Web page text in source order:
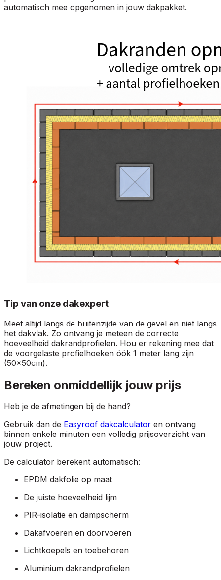
automatisch mee opgenomen in jouw dakpakket.
Tip van onze dakexpert
Meet altijd langs de buitenzijde van de gevel en niet langs
het dakvlak. Zo ontvang je meteen de correcte
hoeveelheid dakrandprofielen. Hou er rekening mee dat
de voorgelaste profielhoeken óók 1 meter lang zijn
(50x50cm).
Bereken onmiddellijk jouw prijs
Heb je de afmetingen bij de hand?
Gebruik dan de Easyroof dakcalculator en ontvang
binnen enkele minuten een volledig prijsoverzicht van
jouw project.
De calculator berekent automatisch:
EPDM dakfolie op maat
De juiste hoeveelheid lijm
PIR-isolatie en dampscherm
Dakafvoeren en doorvoeren
Lichtkoepels en toebehoren
Aluminium dakrandprofielen